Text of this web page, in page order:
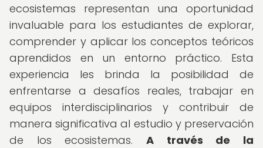
ecosistemas representan una oportunidad
invaluable para los estudiantes de explorar,
comprender y aplicar los conceptos teóricos
aprendidos en un entorno práctico. Esta
experiencia les brinda la posibilidad de
enfrentarse a desafíos reales, trabajar en
equipos interdisciplinarios y contribuir de
manera significativa al estudio y preservación
de los ecosistemas. A través de la